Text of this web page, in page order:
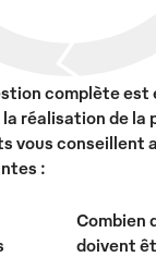
complète est
la réalisation de
vous conseillent
:
Combien
doivent